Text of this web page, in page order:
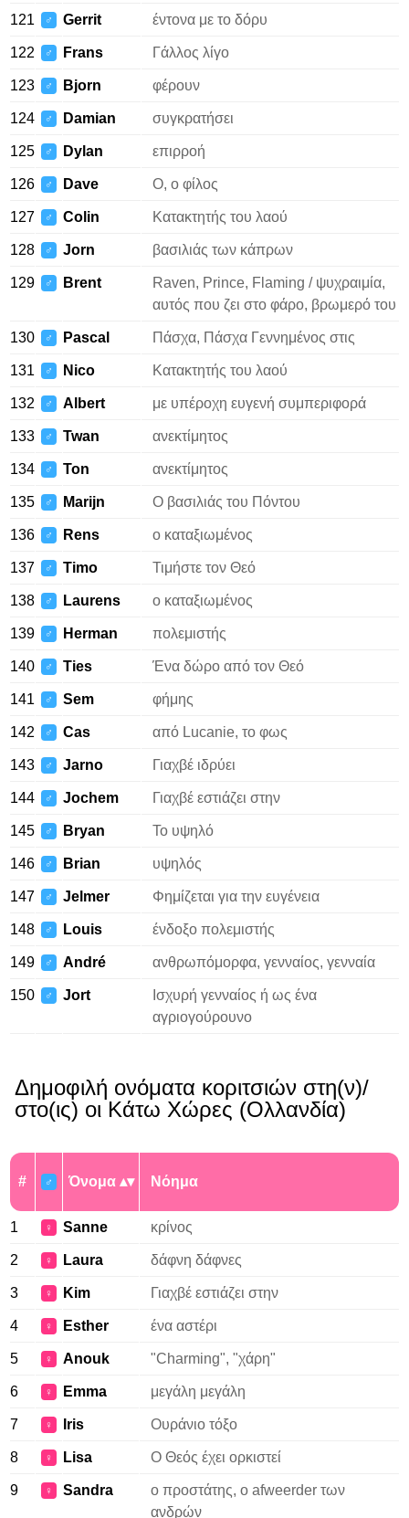
121 ♂ Gerrit έντονα με το δόρυ
122 ♂ Frans Γάλλος λίγο
123 ♂ Bjorn φέρουν
124 ♂ Damian συγκρατήσει
125 ♂ Dylan επιρροή
126 ♂ Dave Ο, ο φίλος
127 ♂ Colin Κατακτητής του λαού
128 ♂ Jorn βασιλιάς των κάπρων
129 ♂ Brent
Raven, Prince, Flaming / ψυχραιμία,
αυτός που ζει στο φάρο, βρωμερό του
130 ♂ Pascal Πάσχα, Πάσχα Γεννημένος στις
131 ♂ Nico Κατακτητής του λαού
132 ♂ Albert με υπέροχη ευγενή συμπεριφορά
133 ♂ Twan ανεκτίμητος
134 ♂ Ton ανεκτίμητος
135 ♂ Marijn Ο βασιλιάς του Πόντου
136 ♂ Rens ο καταξιωμένος
137 ♂ Timo Τιμήστε τον Θεό
138 ♂ Laurens ο καταξιωμένος
139 ♂ Herman πολεμιστής
140 ♂ Ties Ένα δώρο από τον Θεό
141 ♂ Sem φήμης
142 ♂ Cas από Lucanie, το φως
143 ♂ Jarno Γιαχβέ ιδρύει
144 ♂ Jochem Γιαχβέ εστιάζει στην
145 ♂ Bryan Το υψηλό
146 ♂ Brian υψηλός
147 ♂ Jelmer Φημίζεται για την ευγένεια
148 ♂ Louis ένδοξο πολεμιστής
149 ♂ André ανθρωπόμορφα, γενναίος, γενναία
150 ♂ Jort
Ισχυρή γενναίος ή ως ένα
αγριογούρουνο
Δημοφιλή ονόματα κοριτσιών στη(ν)/
στο(ις) οι Κάτω Χώρες (Ολλανδία)
# ♂ Όνομα Νόημα
1 ♀ Sanne κρίνος
2 ♀ Laura δάφνη δάφνες
3 ♀ Kim Γιαχβέ εστιάζει στην
4 ♀ Esther ένα αστέρι
5 ♀ Anouk "Charming", "χάρη"
6 ♀ Emma μεγάλη μεγάλη
7 ♀ Iris Ουράνιο τόξο
8 ♀ Lisa Ο Θεός έχει ορκιστεί
9 ♀ Sandra
ο προστάτης, ο afweerder των
ανδρών